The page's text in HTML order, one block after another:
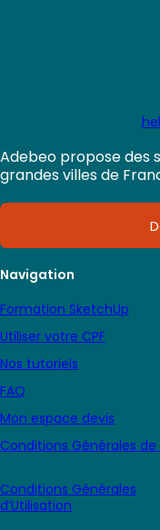
Adebeo propose des
grandes villes de
Navigation
Formation SketchUp
Utiliser votre CPF
Nos tutoriels
FAQ
Mon espace devis
Conditions Générales
Conditions Générales
d’Utilisation